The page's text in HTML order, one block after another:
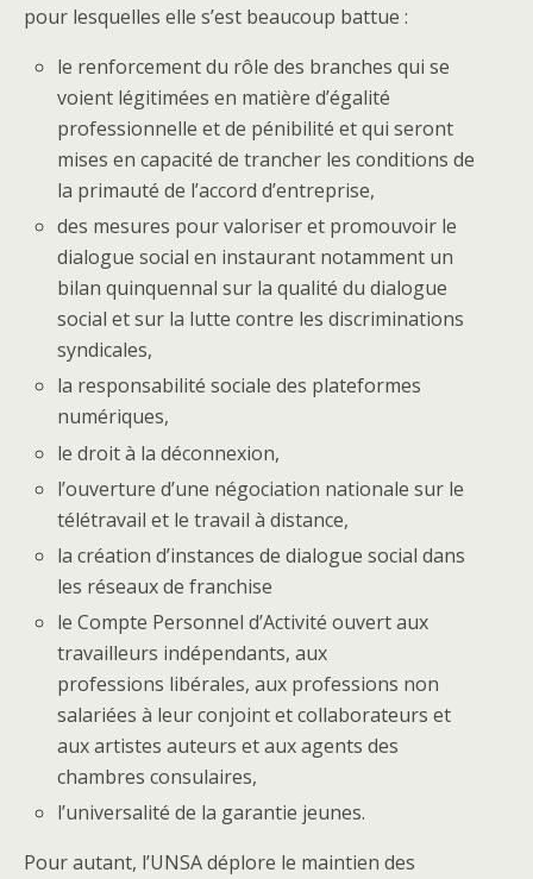
pour lesquelles elle s’est beaucoup battue :
le renforcement du rôle des branches qui se
voient légitimées en matière d’égalité
professionnelle et de pénibilité et qui seront
mises en capacité de trancher les conditions de
la primauté de l’accord d’entreprise,
des mesures pour valoriser et promouvoir le
dialogue social en instaurant notamment un
bilan quinquennal sur la qualité du dialogue
social et sur la lutte contre les discriminations
syndicales,
la responsabilité sociale des plateformes
numériques,
le droit à la déconnexion,
l’ouverture d’une négociation nationale sur le
télétravail et le travail à distance,
la création d’instances de dialogue social dans
les réseaux de franchise
le Compte Personnel d’Activité ouvert aux
travailleurs indépendants, aux
professions libérales, aux professions non
salariées à leur conjoint et collaborateurs et
aux artistes auteurs et aux agents des
chambres consulaires,
l’universalité de la garantie jeunes.
Pour autant, l’UNSA déplore le maintien des